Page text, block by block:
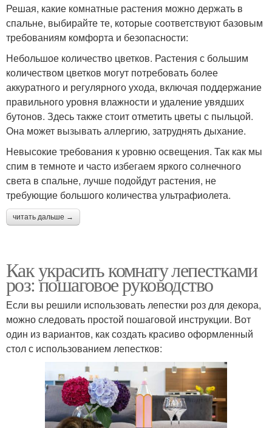
Решая, какие комнатные растения можно держать в
спальне, выбирайте те, которые соответствуют базовым
требованиям комфорта и безопасности:
Небольшое количество цветков. Растения с большим
количеством цветков могут потребовать более
аккуратного и регулярного ухода, включая поддержание
правильного уровня влажности и удаление увядших
бутонов. Здесь также стоит отметить цветы с пыльцой.
Она может вызывать аллергию, затруднять дыхание.
Невысокие требования к уровню освещения. Так как мы
спим в темноте и часто избегаем яркого солнечного
света в спальне, лучше подойдут растения, не
требующие большого количества ультрафиолета.
читать дальше →
Как украсить комнату лепестками
роз: пошаговое руководство
Если вы решили использовать лепестки роз для декора,
можно следовать простой пошаговой инструкции. Вот
один из вариантов, как создать красиво оформленный
стол с использованием лепестков: